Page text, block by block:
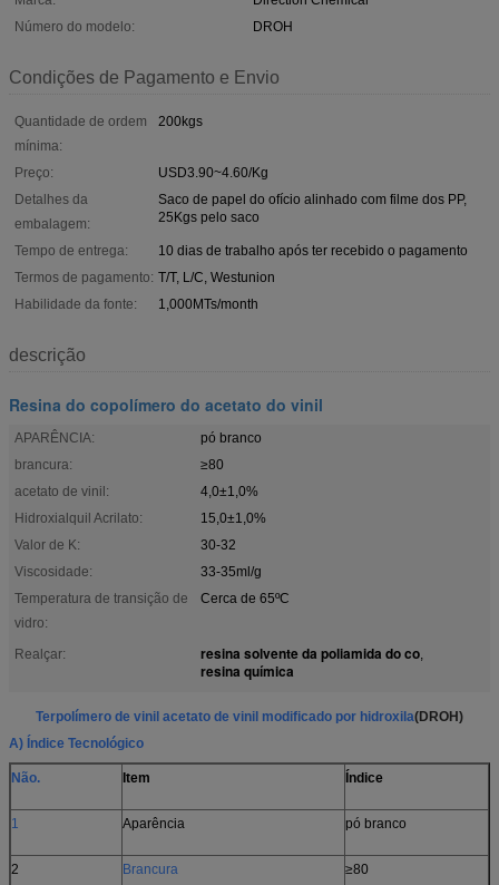
Número do modelo:
DROH
Condições de Pagamento e Envio
Quantidade de ordem
mínima:
200kgs
Preço:
USD3.90~4.60/Kg
Detalhes da
embalagem:
Saco de papel do ofício alinhado com filme dos PP,
25Kgs pelo saco
Tempo de entrega:
10 dias de trabalho após ter recebido o pagamento
Termos de pagamento: T/T, L/C, Westunion
Habilidade da fonte:
1,000MTs/month
descrição
Resina do copolímero do acetato do vinil
APARÊNCIA:
pó branco
brancura:
≥80
acetato de vinil:
4,0±1,0%
Hidroxialquil Acrilato:
15,0±1,0%
Valor de K:
30-32
Viscosidade:
33-35ml/g
Temperatura de transição de
vidro:
Cerca de 65ºC
Realçar: resina solvente da poliamida do co,
resina química
Terpolímero de vinil acetato de vinil modificado por hidroxila(DROH)
A) Índice Tecnológico
Não. Item Índice
1 Aparência pó branco
2 Brancura ≥80